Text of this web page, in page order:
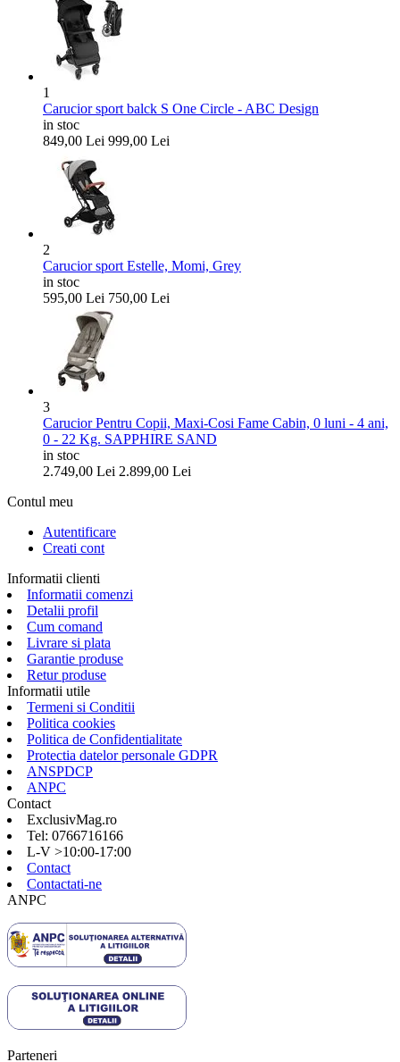
1
Carucior sport balck S One Circle - ABC Design
in stoc
849,00 Lei 999,00 Lei
2
Carucior sport Estelle, Momi, Grey
in stoc
595,00 Lei 750,00 Lei
3
Carucior Pentru Copii, Maxi-Cosi Fame Cabin, 0 luni - 4 ani,
0 - 22 Kg. SAPPHIRE SAND
in stoc
2.749,00 Lei 2.899,00 Lei
Contul meu
Autentificare
Creati cont
Informatii clienti
Informatii comenzi
Detalii profil
Cum comand
Livrare si plata
Garantie produse
Retur produse
Informatii utile
Termeni si Conditii
Politica cookies
Politica de Confidentialitate
Protectia datelor personale GDPR
ANSPDCP
ANPC
Contact
ExclusivMag.ro
Tel: 0766716166
L-V >10:00-17:00
Contact
Contactati-ne
ANPC
Parteneri